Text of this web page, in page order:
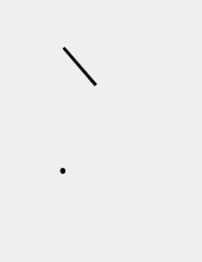
＼
.